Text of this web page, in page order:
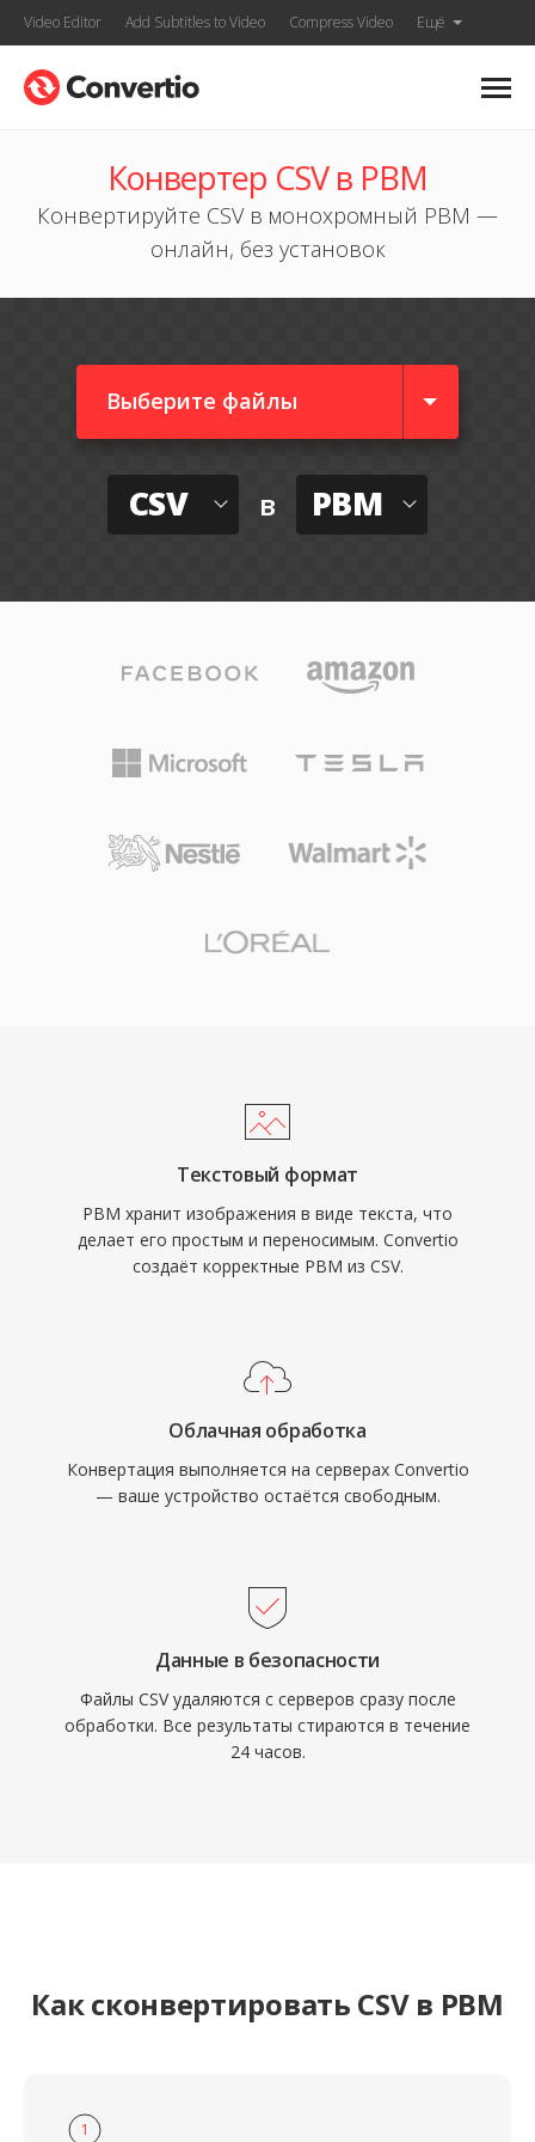
Video Editor Add Subtitles to Video Compress Video Ещё
Конвертер CSV в PBM
Конвертируйте CSV в монохромный PBM —
онлайн, без установок
Выберите файлы
CSV в PBM
Текстовый формат
PBM хранит изображения в виде текста, что
делает его простым и переносимым. Convertio
создаёт корректные PBM из CSV.
Облачная обработка
Конвертация выполняется на серверах Convertio
— ваше устройство остаётся свободным.
Данные в безопасности
Файлы CSV удаляются с серверов сразу после
обработки. Все результаты стираются в течение
24 часов.
Как сконвертировать CSV в PBM
1